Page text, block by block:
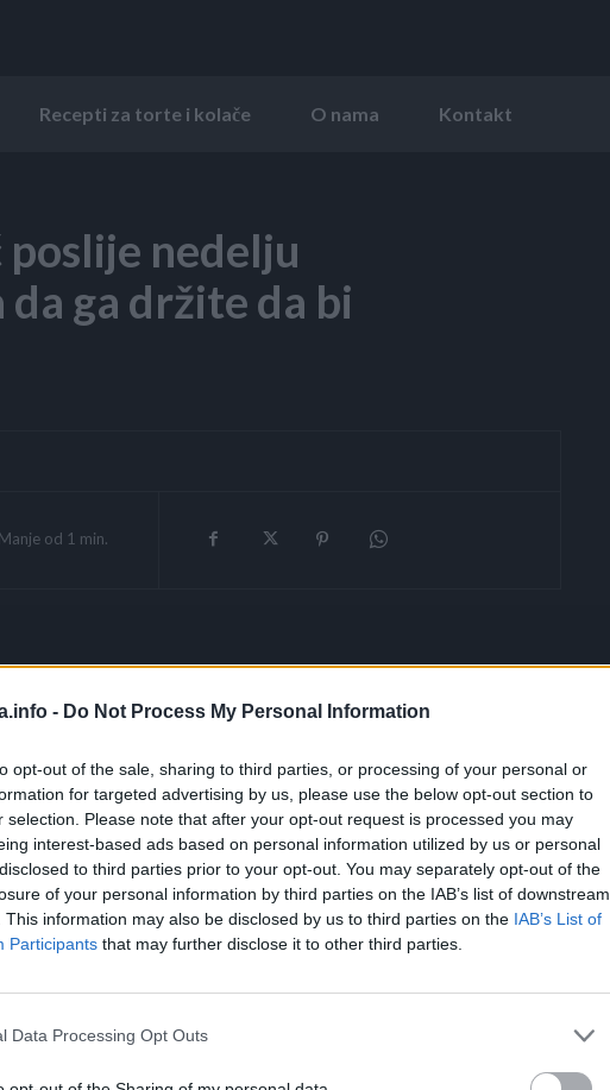
- Do Not Process My Personal Information
opt-out of the sale, sharing to third parties, or processing of your personal or
for targeted advertising by us, please use the below opt-out section to
selection. Please note that after your opt-out request is processed you may
interest-based ads based on personal information utilized by us or personal
to third parties prior to your opt-out. You may separately opt-out of the
of your personal information by third parties on the IAB’s list of downstream
This information may also be disclosed by us to third parties on the IAB’s List of
Participants that may further disclose it to other third parties.
Data Processing Opt Outs
Recepti za torte i kolače O nama Kontakt
poslije nedelju
ga držite da bi
Manje od 1 min.